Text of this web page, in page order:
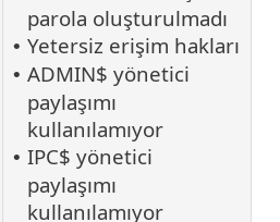
parola oluşturulmadı
• Yetersiz erişim hakları
• ADMIN$ yönetici
paylaşımı
kullanılamıyor
• IPC$ yönetici
paylaşımı
kullanılamıyor